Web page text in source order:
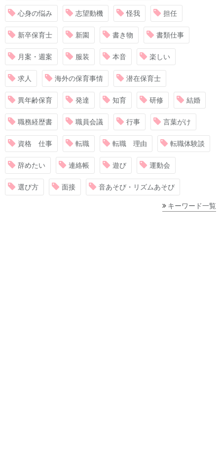
心身の悩み 志望動機 怪我 担任
新卒保育士 新園 書き物 書類仕事
月案・週案 服装 本音 楽しい
求人 海外の保育事情 潜在保育士
異年齢保育 発達 知育 研修 結婚
職務経歴書 職員会議 行事 言葉がけ
資格 仕事 転職 転職 理由 転職体験談
辞めたい 連絡帳 遊び 運動会
選び方 面接 音あそび・リズムあそび
キーワード一覧